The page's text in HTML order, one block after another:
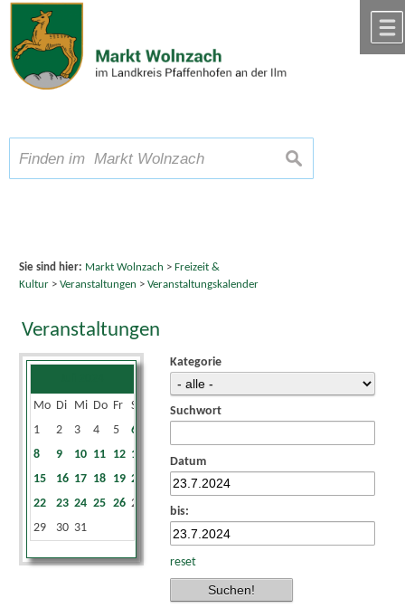
Zum Inhalt,zur Navigation
Schriftgröße A A A suchen
Sie sind hier: Markt Wolnzach > Freizeit &
Kultur> Veranstaltungen > Veranstaltungskalender
Veranstaltungen
Mo Di Mi Do Fr Sa
1
2 3 4 5 6
8
9 10 11 12 13
15
16 17 18 19 20
22
23 24 25 26 27
29
30 31
Kategorie
Suchwort
Datum
bis:
reset